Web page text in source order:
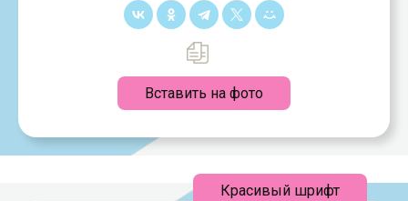
Вставить на фото
Красивый шрифт